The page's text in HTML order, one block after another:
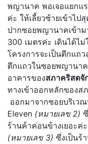
พญานาค พอเจอแยกแ
ค่ะ ให้เลี้ยวซ้ายเข้าไป
ปากซอยพญานาคเข้าม
300 เมตรค่ะ เดินได้ไ
โครงการจะเป็นตึกแถ
ตึกแถวในซอยพญานาค
อาคารของสภาคริสตจั
ทางเข้าออกหลักของ
ออกมาจากซอยบริเว
Eleven (หมายเลข 2)
ร้านค้าค่อนข้างเยอะค่
(หมายเลข 3) ซึ่งเป็นร้